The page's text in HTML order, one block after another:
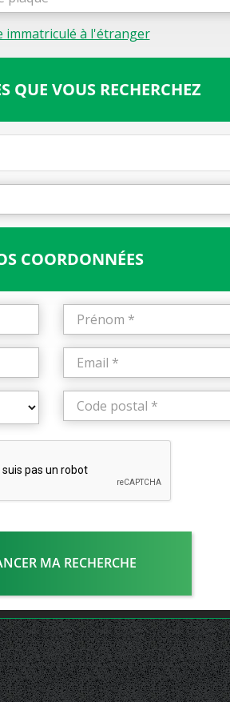
immatriculé à l'étranger
QUE VOUS RECHERCHEZ
COORDONNÉES
MA RECHERCHE